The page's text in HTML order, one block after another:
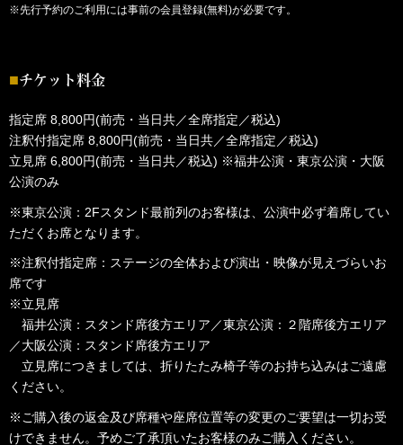
※先行予約のご利用には事前の会員登録(無料)が必要です。
チケット料金
指定席 8,800円(前売・当日共／全席指定／税込)
注釈付指定席 8,800円(前売・当日共／全席指定／税込)
立見席 6,800円(前売・当日共／税込) ※福井公演・東京公演・大阪
公演のみ
※東京公演：2Fスタンド最前列のお客様は、公演中必ず着席してい
ただくお席となります。
※注釈付指定席：ステージの全体および演出・映像が見えづらいお
席です
※立見席
福井公演：スタンド席後方エリア／東京公演：２階席後方エリア
／大阪公演：スタンド席後方エリア
立見席につきましては、折りたたみ椅子等のお持ち込みはご遠慮
ください。
※ご購入後の返金及び席種や座席位置等の変更のご要望は一切お受
けできません。予めご了承頂いたお客様のみご購入ください。